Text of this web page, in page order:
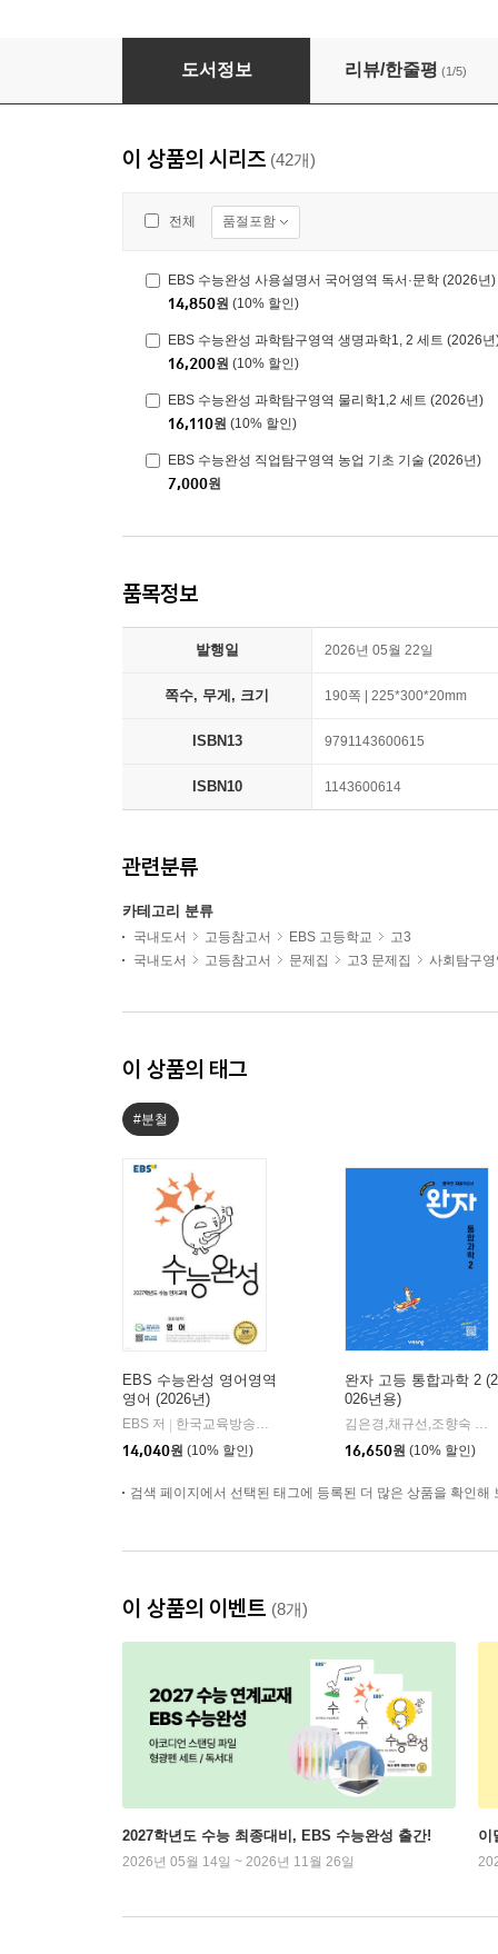
EBS 수능완성 사회탐구영역 세계지리 (2026년)
도서정보 리뷰/한줄평 (1/5)
이 상품의 시리즈 (42개)
전체 품절포함
EBS 수능완성 사용설명서 국어영역 독서·문학 (2026년)
14,850원 (10% 할인)
EBS 수능완성 과학탐구영역 생명과학1, 2 세트 (2026년
16,200원 (10% 할인)
EBS 수능완성 과학탐구영역 물리학1,2 세트 (2026년)
16,110원 (10% 할인)
EBS 수능완성 직업탐구영역 농업 기초 기술 (2026년)
7,000원
품목정보
발행일 2026년 05월 22일
쪽수, 무게, 크기 190쪽 | 225*300*20mm
ISBN13 9791143600615
ISBN10 1143600614
관련분류
카테고리 분류
국내도서 고등참고서 EBS 고등학교
고3
국내도서
고등참고서 문제집 고3 문제집 사회탐구
이 상품의 태그
#분철
EBS 수능완성 영어영역
영어 (2026년)
EBS 저
한국교육방송공사
14,040원 (10% 할인)
완자 고등 통합과학 2 (2
026년용)
김은경,채규선,조향숙 등저
16,650원 (10% 할인)
검색 페이지에서 선택된 태그에 등록된 더 많은 상품을 확인해
이 상품의 이벤트 (8개)
2027학년도 수능 최종대비, EBS 수능완성 출간!
2026년 05월 14일 ~ 2026년 11월 26일
이